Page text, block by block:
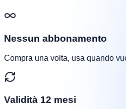
Nessun abbonamento
Compra una volta, usa quando
Validità 12 mesi